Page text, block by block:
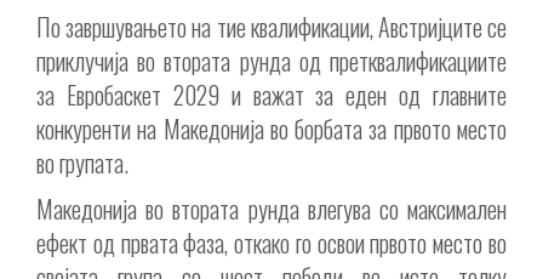
По завршувањето на тие квалификации, Австријците се
приклучија во втората рунда од претквалификациите
за Евробаскет 2029 и важат за еден од главните
конкуренти на Македонија во борбата за првото место
во групата.
Македонија во втората рунда влегува со максимален
ефект од првата фаза, откако го освои првото место во